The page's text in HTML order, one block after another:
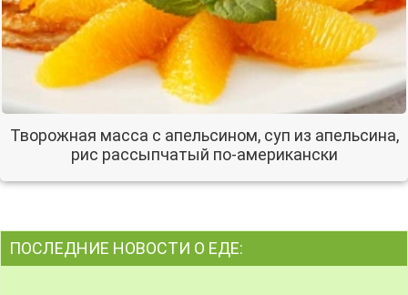
Творожная масса с апельсином, суп из апельсина,
рис рассыпчатый по-американски
ПОСЛЕДНИЕ НОВОСТИ О ЕДЕ: